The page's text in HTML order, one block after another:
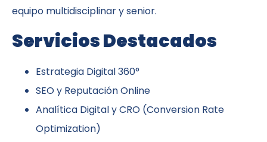
equipo multidisciplinar y senior.
Servicios Destacados
Estrategia Digital 360°
SEO y Reputación Online
Analítica Digital y CRO (Conversion Rate
Optimization)